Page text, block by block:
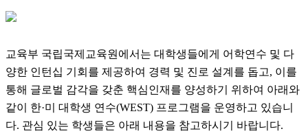
교육부 국립국제교육원에서는 대학생들에게 어학연수 및 다
양한 인턴십 기회를 제공하여 경력 및 진로 설계를 돕고, 이를
통해 글로벌 감각을 갖춘 핵심인재를 양성하기 위하여 아래와
같이 한·미 대학생 연수(WEST) 프로그램을 운영하고 있습니
다. 관심 있는 학생들은 아래 내용을 참고하시기 바랍니다.